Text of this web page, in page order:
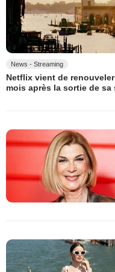
News - Streaming
Netflix vient de
mois après la sortie de sa